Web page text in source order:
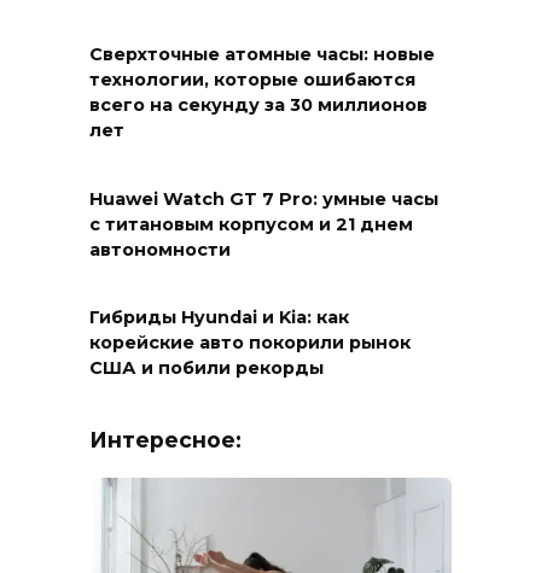
Сверхточные атомные часы: новые
технологии, которые ошибаются
всего на секунду за 30 миллионов
лет
Huawei Watch GT 7 Pro: умные часы
с титановым корпусом и 21 днем
автономности
Гибриды Hyundai и Kia: как
корейские авто покорили рынок
США и побили рекорды
Интересное: